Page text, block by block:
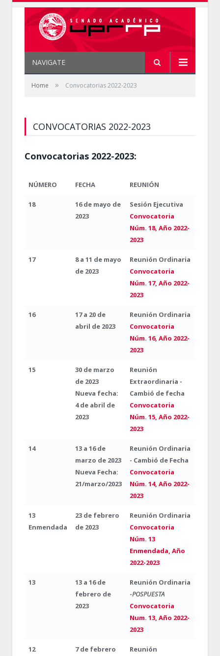
NAVIGATE
Home » Convocatorias 2022-2023
CONVOCATORIAS 2022-2023
Convocatorias 2022-2023:
NÚMERO FECHA REUNIÓN
18
16 de mayo de
2023
Sesión Ejecutiva
Convocatoria
Núm. 18, Año 2022-
2023
17
8 a 11 de mayo
de 2023
Reunión Ordinaria
Convocatoria
Núm. 17, Año 2022-
2023
16
17 a 20 de
abril de 2023
Reunión Ordinaria
Convocatoria
Núm. 16, Año 2022-
2023
15
30 de marzo
de 2023
Nueva fecha:
4 de abril de
2023
Reunión
Extraordinaria -
Cambió de fecha
Convocatoria
Núm. 15, Año 2022-
2023
14
13 a 16 de
marzo de 2023
Nueva Fecha:
21/marzo/2023
Reunión Ordinaria
- Cambió de Fecha
Convocatoria
Núm. 14, Año 2022-
2023
13
Enmendada
23 de febrero
de 2023
Reunión Ordinaria
Convocatoria
Núm. 13
Enmendada, Año
2022-2023
13
13 a 16 de
febrero de
2023
Reunión Ordinaria
-POSPUESTA
Convocatoria
Num. 13, Año 2022-
2023
12
7 de febrero
Reunión